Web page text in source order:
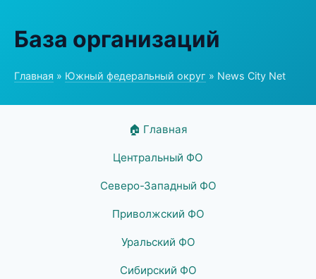
База организаций
Главная » Южный федеральный округ » News City Net
🏠 Главная
Центральный ФО
Северо-Западный ФО
Приволжский ФО
Уральский ФО
Сибирский ФО